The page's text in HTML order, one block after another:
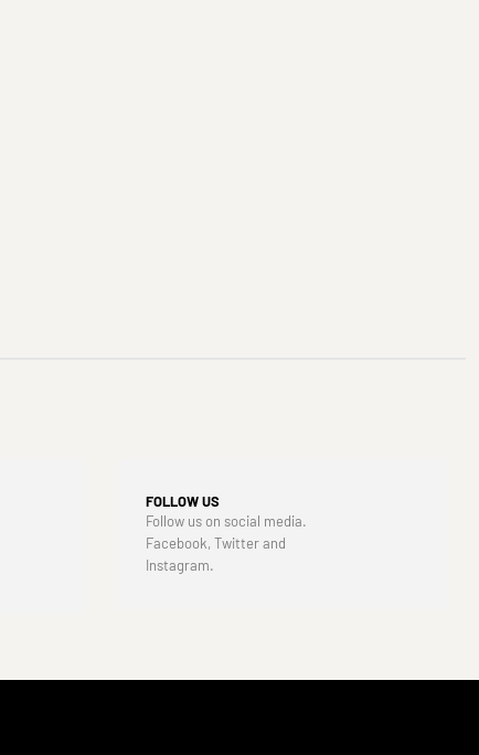
FOLLOW US
Follow us on social media.
Facebook, Twitter and
Instagram.